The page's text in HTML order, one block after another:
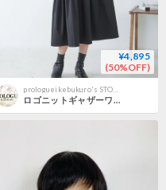
¥4,895
(50%OFF)
ロゴニットギャザーワンピース（C38-473）